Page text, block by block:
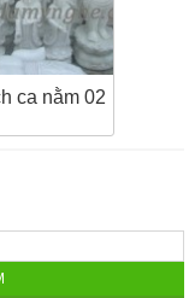
ca nằm 02